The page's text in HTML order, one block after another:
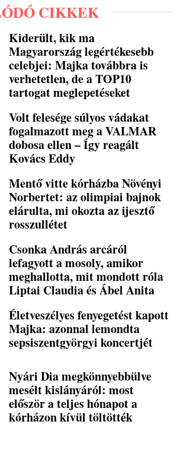
CIKKEK
Kiderült, kik ma
Magyarország legértékesebb
celebjei: Majka továbbra is
verhetetlen, de a TOP10
tartogat meglepetéseket
Volt felesége súlyos vádakat
fogalmazott meg a VALMAR
dobosa ellen – Így reagált
Kovács Eddy
Mentő vitte kórházba Növényi
Norbertet: az olimpiai bajnok
elárulta, mi okozta az ijesztő
rosszullétet
Csonka András arcáról
lefagyott a mosoly, amikor
meghallotta, mit mondott róla
Liptai Claudia és Ábel Anita
Életveszélyes fenyegetést kapott
Majka: azonnal lemondta
sepsiszentgyörgyi koncertjét
Nyári Dia megkönnyebbülve
mesélt kislányáról: most
először a teljes hónapot a
kórházon kívül töltötték